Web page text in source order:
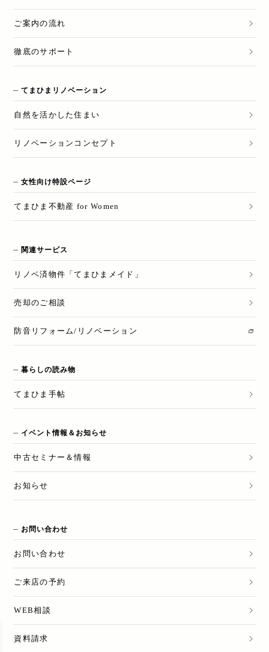
ご案内の流れ
徹底のサポート
てまひまリノベーション
自然を活かした住まい
リノベーションコンセプト
女性向け特設ページ
てまひま不動産 for Women
関連サービス
リノベ済物件「てまひまメイド」
売却のご相談
防音リフォーム/リノベーション
暮らしの読み物
てまひま手帖
イベント情報＆お知らせ
中古セミナー＆情報
お知らせ
お問い合わせ
お問い合わせ
ご来店の予約
WEB相談
資料請求